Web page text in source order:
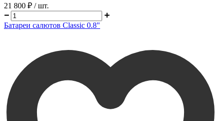
21 800 ₽ / шт.
Батареи салютов Classic 0.8"